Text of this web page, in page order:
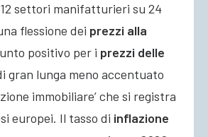
settori manifatturieri su 24
flessione dei prezzi alla
positivo per i prezzi delle
gran lunga meno accentuato
immobiliare’ che si registra
europei. Il tasso di inflazione